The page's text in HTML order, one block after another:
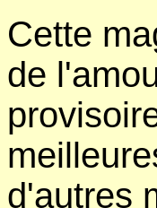
Cette
de
d'autres